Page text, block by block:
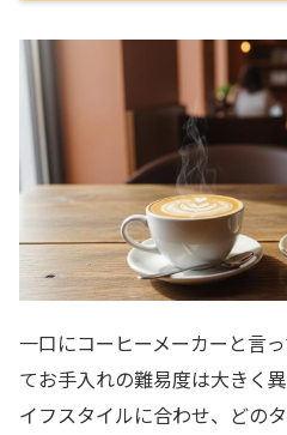
一口にコーヒーメーカーと言
てお手入れの難易度は大きく
イフスタイルに合わせ、どの